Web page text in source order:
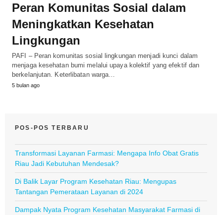
Peran Komunitas Sosial dalam
Meningkatkan Kesehatan
Lingkungan
PAFI – Peran komunitas sosial lingkungan menjadi kunci dalam
menjaga kesehatan bumi melalui upaya kolektif yang efektif dan
berkelanjutan. Keterlibatan warga…
5 bulan ago
POS-POS TERBARU
Transformasi Layanan Farmasi: Mengapa Info Obat Gratis
Riau Jadi Kebutuhan Mendesak?
Di Balik Layar Program Kesehatan Riau: Mengupas
Tantangan Pemerataan Layanan di 2024
Dampak Nyata Program Kesehatan Masyarakat Farmasi di